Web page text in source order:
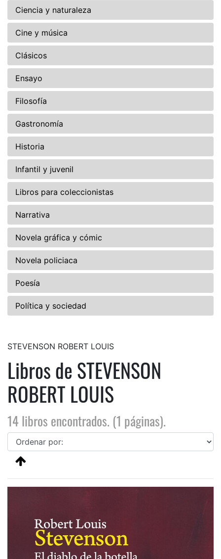
Ciencia y naturaleza
Cine y música
Clásicos
Ensayo
Filosofía
Gastronomía
Historia
Infantil y juvenil
Libros para coleccionistas
Narrativa
Novela gráfica y cómic
Novela policiaca
Poesía
Política y sociedad
STEVENSON ROBERT LOUIS
Libros de STEVENSON
ROBERT LOUIS
14 libros encontrados. (1 páginas).